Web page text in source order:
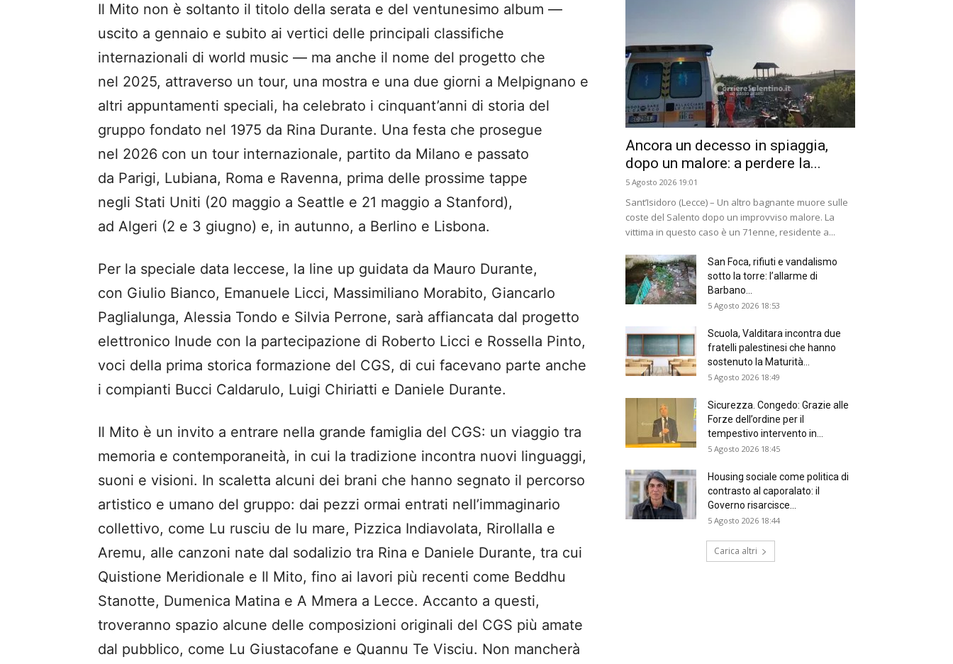
Il Mito non è soltanto il titolo della serata e del ventunesimo album —
uscito a gennaio e subito ai vertici delle principali classifiche
internazionali di world music — ma anche il nome del progetto che
nel 2025, attraverso un tour, una mostra e una due giorni a Melpignano e
altri appuntamenti speciali, ha celebrato i cinquant’anni di storia del
gruppo fondato nel 1975 da Rina Durante. Una festa che prosegue
nel 2026 con un tour internazionale, partito da Milano e passato
da Parigi, Lubiana, Roma e Ravenna, prima delle prossime tappe
negli Stati Uniti (20 maggio a Seattle e 21 maggio a Stanford),
ad Algeri (2 e 3 giugno) e, in autunno, a Berlino e Lisbona.
Per la speciale data leccese, la line up guidata da Mauro Durante,
con Giulio Bianco, Emanuele Licci, Massimiliano Morabito, Giancarlo
Paglialunga, Alessia Tondo e Silvia Perrone, sarà affiancata dal progetto
elettronico Inude con la partecipazione di Roberto Licci e Rossella Pinto,
voci della prima storica formazione del CGS, di cui facevano parte anche
i compianti Bucci Caldarulo, Luigi Chiriatti e Daniele Durante.
Il Mito è un invito a entrare nella grande famiglia del CGS: un viaggio tra
memoria e contemporaneità, in cui la tradizione incontra nuovi linguaggi,
suoni e visioni. In scaletta alcuni dei brani che hanno segnato il percorso
artistico e umano del gruppo: dai pezzi ormai entrati nell’immaginario
collettivo, come Lu rusciu de lu mare, Pizzica Indiavolata, Rirollalla e
Aremu, alle canzoni nate dal sodalizio tra Rina e Daniele Durante, tra cui
Quistione Meridionale e Il Mito, fino ai lavori più recenti come Beddhu
Stanotte, Dumenica Matina e A Mmera a Lecce. Accanto a questi,
troveranno spazio alcune delle composizioni originali del CGS più amate
dal pubblico, come Lu Giustacofane e Quannu Te Visciu. Non mancherà
Ancora un decesso in spiaggia,
dopo un malore: a perdere la...
5 Agosto 2026 19:01
Sant’Isidoro (Lecce) – Un altro bagnante muore sulle
coste del Salento dopo un improvviso malore. La
vittima in questo caso è un 71enne, residente a...
San Foca, rifiuti e vandalismo
sotto la torre: l’allarme di
Barbano...
5 Agosto 2026 18:53
Scuola, Valditara incontra due
fratelli palestinesi che hanno
sostenuto la Maturità...
5 Agosto 2026 18:49
Sicurezza. Congedo: Grazie alle
Forze dell’ordine per il
tempestivo intervento in...
5 Agosto 2026 18:45
Housing sociale come politica di
contrasto al caporalato: il
Governo risarcisce...
5 Agosto 2026 18:44
Carica altri